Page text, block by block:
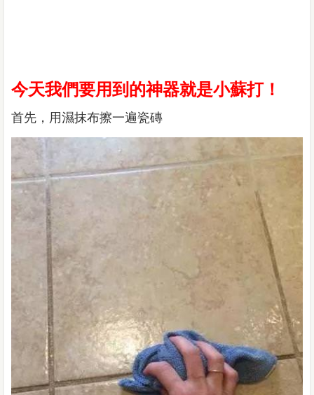
今天我們要用到的神器就是小蘇打！
首先，用濕抹布擦一遍瓷磚